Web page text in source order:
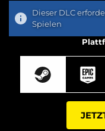
Dieser DLC
Spielen